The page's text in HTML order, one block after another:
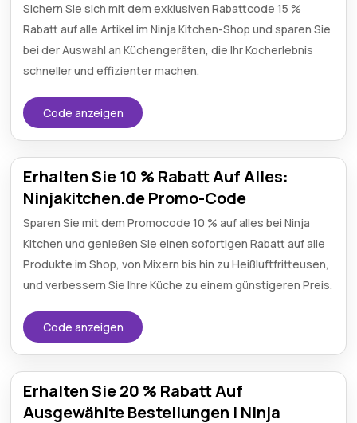
Sichern Sie sich mit dem exklusiven Rabattcode 15 %
Rabatt auf alle Artikel im Ninja Kitchen-Shop und sparen Sie
bei der Auswahl an Küchengeräten, die Ihr Kocherlebnis
schneller und effizienter machen.
Code anzeigen
Erhalten Sie 10 % Rabatt Auf Alles:
Ninjakitchen.de Promo-Code
Sparen Sie mit dem Promocode 10 % auf alles bei Ninja
Kitchen und genießen Sie einen sofortigen Rabatt auf alle
Produkte im Shop, von Mixern bis hin zu Heißluftfritteusen,
und verbessern Sie Ihre Küche zu einem günstigeren Preis.
Code anzeigen
Erhalten Sie 20 % Rabatt Auf
Ausgewählte Bestellungen | Ninja